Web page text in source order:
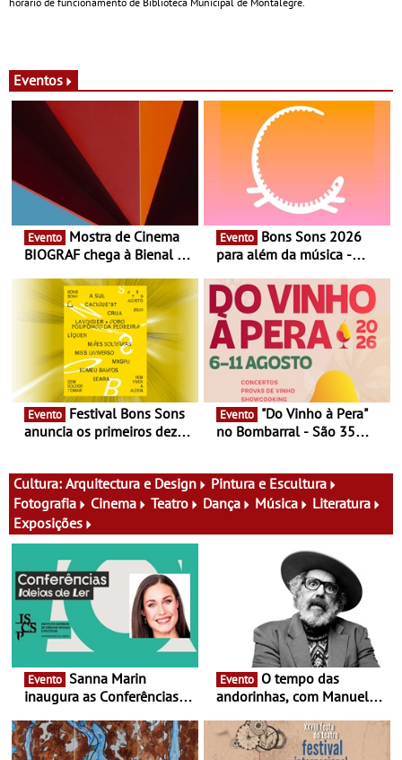
Eventos
Evento
BIOGRAF chega à Bienal de
Documentário, ensaio
fílmico e práticas artísticas
Evento
para além da música -
percursos, oficinas,
atividades para toda a
família e muito mais
Evento
anuncia os primeiros dez
Evento
no Bombarral - São 35
experiências
Cultura: Arquitectura e Design
Pintura e Escultura
Fotografia
Cinema Teatro Dança Música
Literatura
Exposições
Evento
inaugura as Conferências
Antiga primeira-ministra da
Finlândia é a convidada da
Evento
andorinhas, com Manuel
Atum - Concerto
performance na MAAT